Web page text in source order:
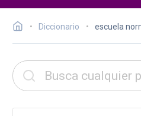
Diccionario escuela